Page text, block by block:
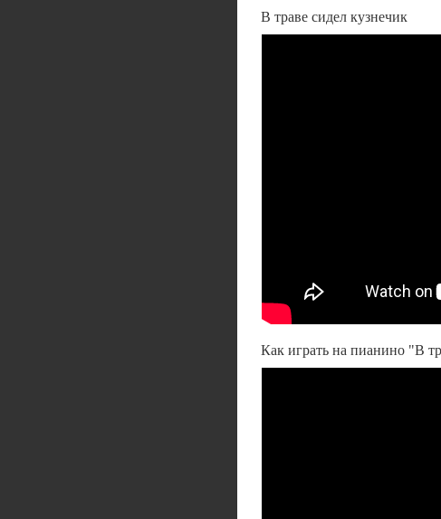
В траве сидел кузнечик
Как играть на пианино "В